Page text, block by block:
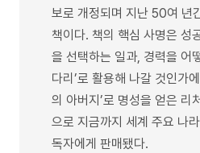
보로 개정되며 지난 50여 년
책이다. 책의 핵심 사명은 성
을 선택하는 일과, 경력을 어
다리’로 활용해 나갈 것인가
의 아버지’로 명성을 얻은 리
으로 지금까지 세계 주요 나
독자에게 판매됐다.